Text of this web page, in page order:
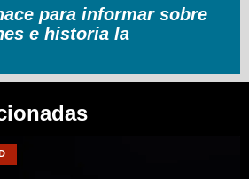
para informar sobre
e historia la